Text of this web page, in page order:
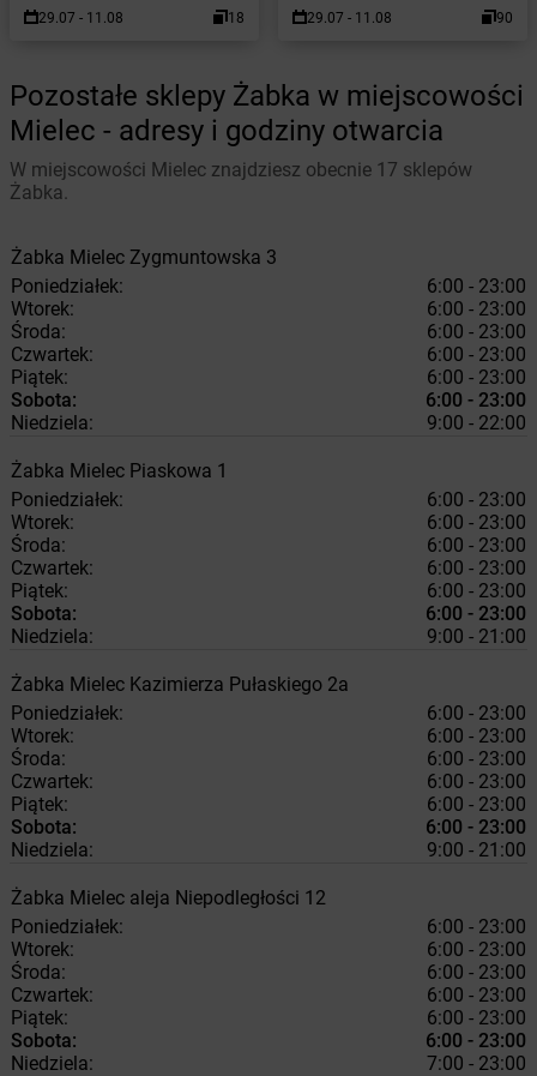
29.07 - 11.08
18
29.07 - 11.08
90
Pozostałe sklepy Żabka w miejscowości
Mielec - adresy i godziny otwarcia
W miejscowości Mielec znajdziesz obecnie 17 sklepów
Żabka.
Żabka Mielec Zygmuntowska 3
Poniedziałek:
6:00 - 23:00
Wtorek:
6:00 - 23:00
Środa:
6:00 - 23:00
Czwartek:
6:00 - 23:00
Piątek:
6:00 - 23:00
Sobota:
6:00 - 23:00
Niedziela:
9:00 - 22:00
Żabka Mielec Piaskowa 1
Poniedziałek:
6:00 - 23:00
Wtorek:
6:00 - 23:00
Środa:
6:00 - 23:00
Czwartek:
6:00 - 23:00
Piątek:
6:00 - 23:00
Sobota:
6:00 - 23:00
Niedziela:
9:00 - 21:00
Żabka Mielec Kazimierza Pułaskiego 2a
Poniedziałek:
6:00 - 23:00
Wtorek:
6:00 - 23:00
Środa:
6:00 - 23:00
Czwartek:
6:00 - 23:00
Piątek:
6:00 - 23:00
Sobota:
6:00 - 23:00
Niedziela:
9:00 - 21:00
Żabka Mielec aleja Niepodległości 12
Poniedziałek:
6:00 - 23:00
Wtorek:
6:00 - 23:00
Środa:
6:00 - 23:00
Czwartek:
6:00 - 23:00
Piątek:
6:00 - 23:00
Sobota:
6:00 - 23:00
Niedziela:
7:00 - 23:00